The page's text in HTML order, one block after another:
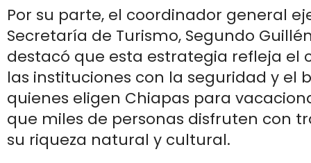
Por su parte, el coordinador general
Secretaría de Turismo, Segundo
destacó que esta estrategia refleja el
las instituciones con la seguridad y el
quienes eligen Chiapas para
que miles de personas disfruten con
su riqueza natural y cultural.